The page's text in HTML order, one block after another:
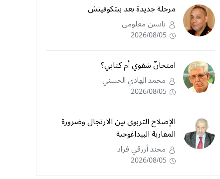
مرحلة جديدة بعد بيتكوفيتش
ياسين معلومي
2026/08/05
امتحانٌ شفوي أم كتابي؟
محمد الهادي الحسني
2026/08/05
الإصلاح التربوي بين الارتجال وضرورة
المقاربة البيداغوجية
محند أرزقي فراد
2026/08/05